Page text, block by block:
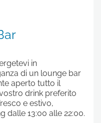
in
di un lounge bar
aperto tutto il
drink preferito
e estivo,
dalle 13:00 alle 22:00.